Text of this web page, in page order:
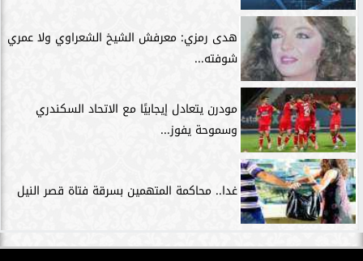
هدى رمزي: معرفش الشيخ الشعراوي ولا عمري
شوفته...
مودرن يتعادل إيجابيًا مع الاتحاد السكندري
وسموحة يفوز...
غدا.. محاكمة المتهمين بسرقة فتاة قصر النيل